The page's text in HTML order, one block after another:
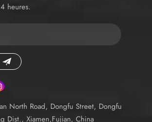
heures.
North Road, Dongfu Street, Dongfu
Dist., Xiamen,Fujian, China